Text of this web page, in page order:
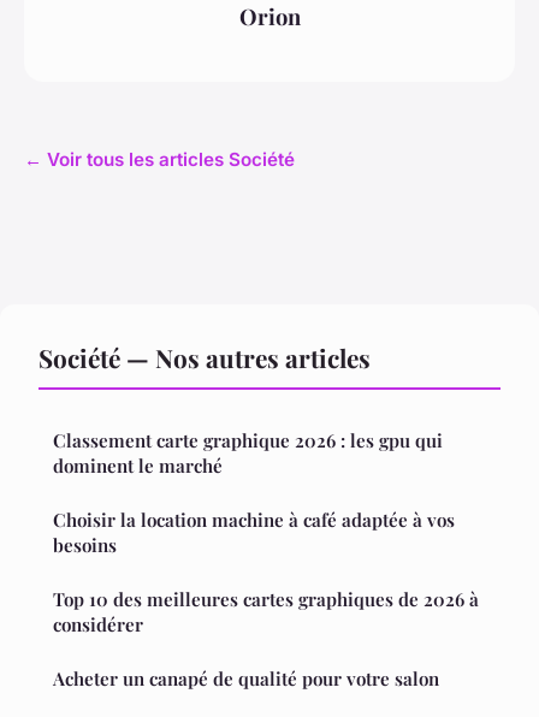
Orion
← Voir tous les articles Société
Société — Nos autres articles
Classement carte graphique 2026 : les gpu qui
dominent le marché
Choisir la location machine à café adaptée à vos
besoins
Top 10 des meilleures cartes graphiques de 2026 à
considérer
Acheter un canapé de qualité pour votre salon